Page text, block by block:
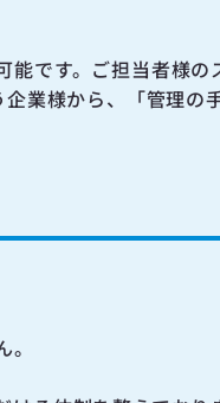
です。ご担当者様の
業様から、「管理の